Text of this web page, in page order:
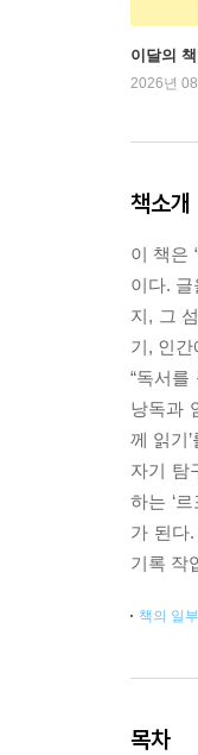
이달의
2026년
책소개
이 책은
이다.
지, 그
기, 인간
“독서
낭독과
께 읽기
자기 탐
하는 ‘
가 된다
기록 작
책의 일
목차